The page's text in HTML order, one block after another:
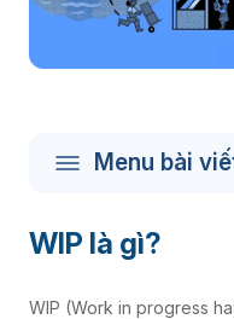
Menu bài
WIP là gì?
WIP (Work in progress